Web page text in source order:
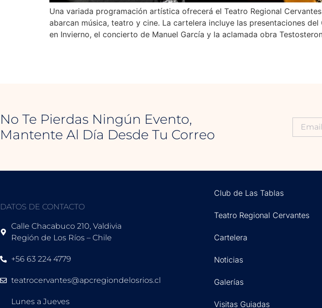
Una variada programación artística ofrecerá el Teatro Regional
abarcan música, teatro y cine. La cartelera incluye las presentaciones
en Invierno, el concierto de Manuel García y la aclamada obra
No Te Pierdas Ningún Evento,
Mantente Al Día Desde Tu Correo
DATOS DE CONTACTO
Calle Chacabuco 210, Valdivia
Región de Los Ríos – Chile
+56 63 224 4779
teatrocervantes@apcregiondelosrios.cl
Lunes a Jueves
Club de Las Tablas
Teatro Regional Cervantes
Cartelera
Noticias
Galerías
Visitas Guiadas